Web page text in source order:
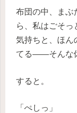
布団の中、まぶ
ら、私はごそ
気持ちと、ほん
てる——そんな
すると。
「ぺしっ」